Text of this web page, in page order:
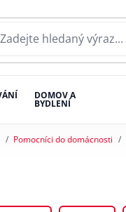
DOMOV A
BYDLENÍ
Pomocníci do domácnosti